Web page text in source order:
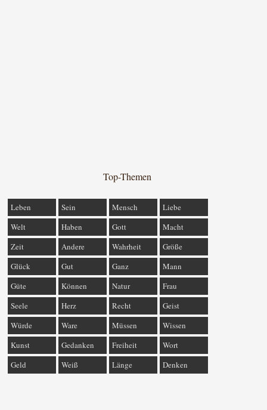
Top-Themen
Leben Sein Mensch
Liebe
Welt
Haben Gott
Macht
Zeit
Andere Wahrheit
Größe
Glück
Gut Ganz
Mann
Güte
Können Natur
Frau
Seele
Herz Recht
Geist
Würde
Ware Müssen
Wissen
Kunst
Gedanken Freiheit
Wort
Geld
Weiß Länge Denken